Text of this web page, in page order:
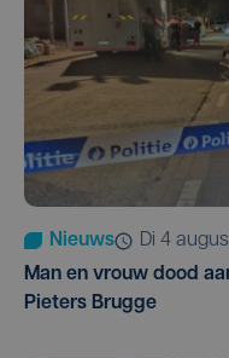
Nieuws
di 4
Man en vrouw dood
Pieters Brugge